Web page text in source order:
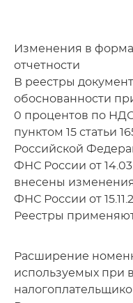
Изменения в
отчетности
В реестры
обоснованности
0 процентов по
пунктом 15 статьи
Российской
ФНС России от
внесены
ФНС России от
Реестры
Расширение
используемых при